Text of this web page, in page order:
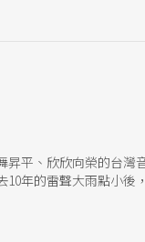
平、欣欣向榮的台灣
年的雷聲大雨點小後